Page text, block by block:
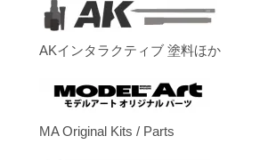
AKインタラクティブ 塗料ほか
MA Original Kits / Parts